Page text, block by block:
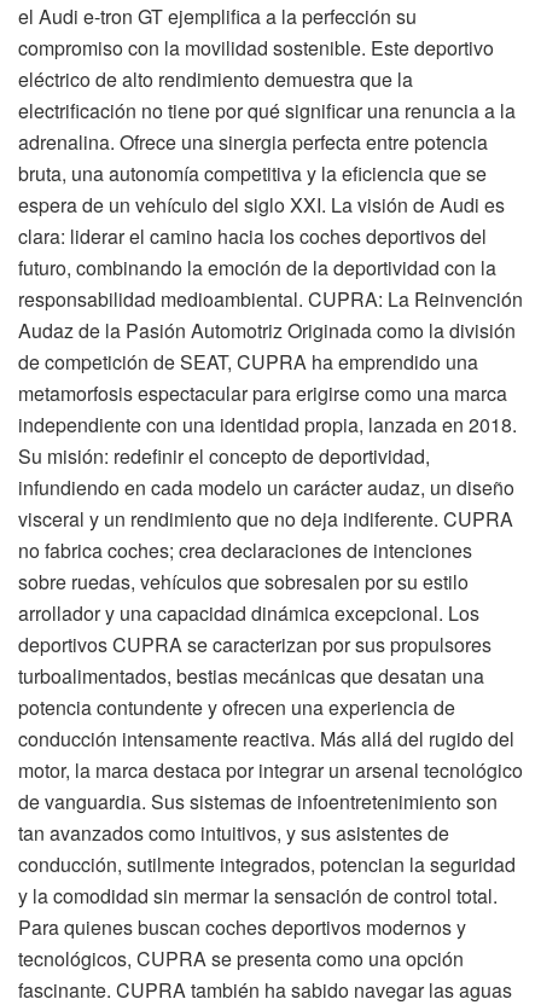
el Audi e-tron GT ejemplifica a la perfección su
compromiso con la movilidad sostenible. Este deportivo
eléctrico de alto rendimiento demuestra que la
electrificación no tiene por qué significar una renuncia a la
adrenalina. Ofrece una sinergia perfecta entre potencia
bruta, una autonomía competitiva y la eficiencia que se
espera de un vehículo del siglo XXI. La visión de Audi es
clara: liderar el camino hacia los coches deportivos del
futuro, combinando la emoción de la deportividad con la
responsabilidad medioambiental. CUPRA: La Reinvención
Audaz de la Pasión Automotriz Originada como la división
de competición de SEAT, CUPRA ha emprendido una
metamorfosis espectacular para erigirse como una marca
independiente con una identidad propia, lanzada en 2018.
Su misión: redefinir el concepto de deportividad,
infundiendo en cada modelo un carácter audaz, un diseño
visceral y un rendimiento que no deja indiferente. CUPRA
no fabrica coches; crea declaraciones de intenciones
sobre ruedas, vehículos que sobresalen por su estilo
arrollador y una capacidad dinámica excepcional. Los
deportivos CUPRA se caracterizan por sus propulsores
turboalimentados, bestias mecánicas que desatan una
potencia contundente y ofrecen una experiencia de
conducción intensamente reactiva. Más allá del rugido del
motor, la marca destaca por integrar un arsenal tecnológico
de vanguardia. Sus sistemas de infoentretenimiento son
tan avanzados como intuitivos, y sus asistentes de
conducción, sutilmente integrados, potencian la seguridad
y la comodidad sin mermar la sensación de control total.
Para quienes buscan coches deportivos modernos y
tecnológicos, CUPRA se presenta como una opción
fascinante. CUPRA también ha sabido navegar las aguas